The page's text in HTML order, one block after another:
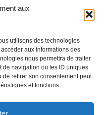
aux
utilisons des technologies
aux informations des
nous permettra de traiter
de navigation ou les ID uniques
de retirer son consentement peut
et fonctions.